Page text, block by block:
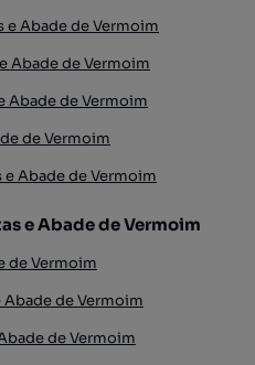
Abade de Vermoim
Abade de Vermoim
Abade de Vermoim
de Vermoim
Abade de Vermoim
e Abade de Vermoim
de Vermoim
Abade de Vermoim
de Vermoim